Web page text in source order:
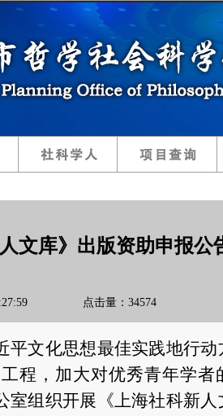
文库》出版资助申报公
23:27:59 点击量：34574
文化思想最佳实践地行动
程， 加大对优秀青年学者
室组织开展《上海社科新人